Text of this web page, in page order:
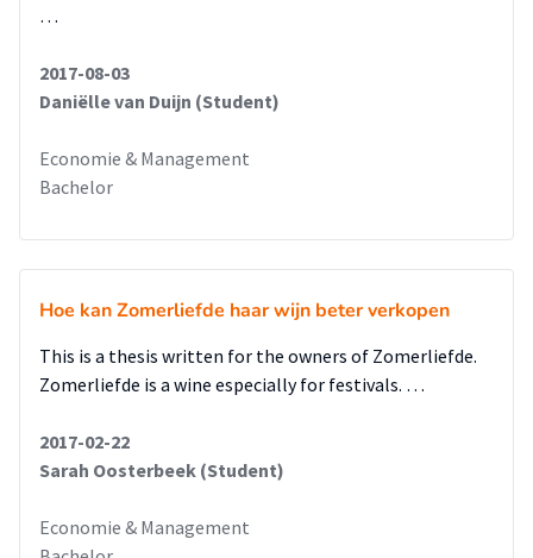
…
2017-08-03
Daniëlle van Duijn (Student)
Economie & Management
Bachelor
Hoe kan Zomerliefde haar wijn beter verkopen
This is a thesis written for the owners of Zomerliefde.
Zomerliefde is a wine especially for festivals. …
2017-02-22
Sarah Oosterbeek (Student)
Economie & Management